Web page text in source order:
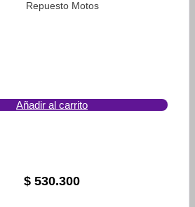
Repuesto Motos
Añadir al carrito
$ 530.300